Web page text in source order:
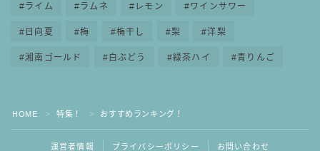
ライム ラムネ レモン ワインサワー
日向夏 梅 梅干し 梨 洋梨
湘南ゴールド 白ぶどう 緑茶ハイ 青りんご
HOME ＞ 特集！ ＞ おすすめランキング！
運営者情報 プライバシーポリシー お問い合わせ